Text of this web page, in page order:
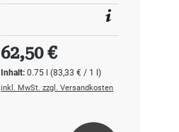
Inhalt:0.75 l(83,33 € / 1 l)
Regulärer Preis:
62,50 €
inkl. MwSt. zzgl. Versandkosten